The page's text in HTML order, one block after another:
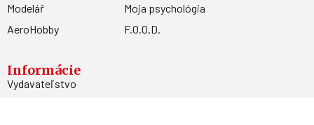
Modelář
AeroHobby
Moja psychológia
F.O.O.D.
Informácie
Vydavateľstvo